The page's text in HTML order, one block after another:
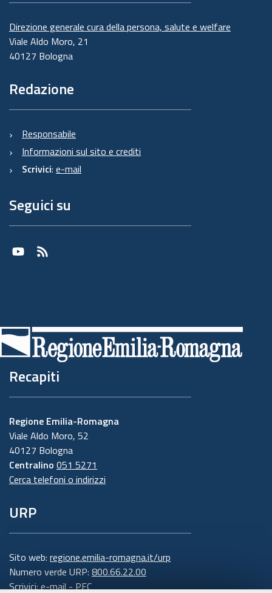
Direzione generale cura della persona, salute e welfare
Viale Aldo Moro, 21
40127 Bologna
Redazione
Responsabile
Informazioni sul sito e crediti
Scrivici: e-mail
Seguici su
Youtube
RSS
Recapiti
Regione Emilia-Romagna
Viale Aldo Moro, 52
40127 Bologna
Centralino 051 5271
Cerca telefoni o indirizzi
URP
Sito web: regione.emilia-romagna.it/urp
Numero verde URP: 800.66.22.00
Scrivici:e-mail-PEC